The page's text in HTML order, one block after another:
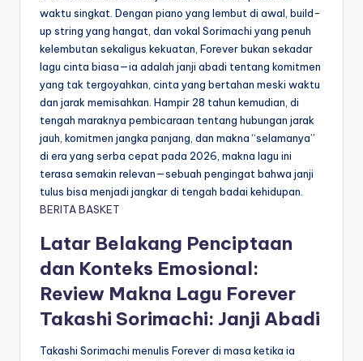
waktu singkat. Dengan piano yang lembut di awal, build-
up string yang hangat, dan vokal Sorimachi yang penuh
kelembutan sekaligus kekuatan, Forever bukan sekadar
lagu cinta biasa—ia adalah janji abadi tentang komitmen
yang tak tergoyahkan, cinta yang bertahan meski waktu
dan jarak memisahkan. Hampir 28 tahun kemudian, di
tengah maraknya pembicaraan tentang hubungan jarak
jauh, komitmen jangka panjang, dan makna “selamanya”
di era yang serba cepat pada 2026, makna lagu ini
terasa semakin relevan—sebuah pengingat bahwa janji
tulus bisa menjadi jangkar di tengah badai kehidupan.
BERITA BASKET
Latar Belakang Penciptaan
dan Konteks Emosional:
Review Makna Lagu Forever
Takashi Sorimachi: Janji Abadi
Takashi Sorimachi menulis Forever di masa ketika ia